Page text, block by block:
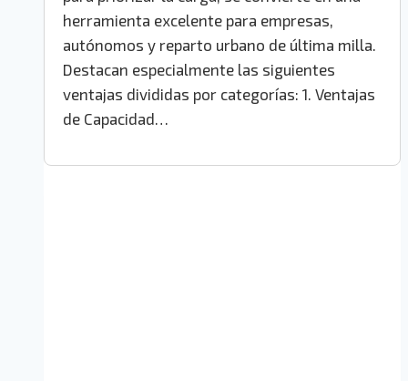
herramienta excelente para empresas,
autónomos y reparto urbano de última milla.
Destacan especialmente las siguientes
ventajas divididas por categorías: 1. Ventajas
de Capacidad…